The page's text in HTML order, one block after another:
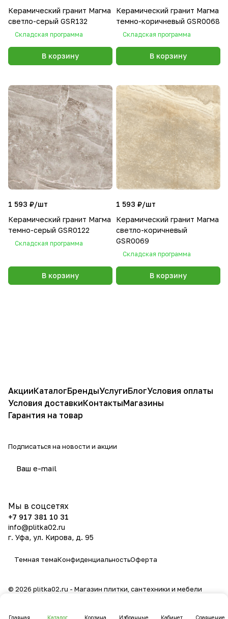
Керамический гранит Магма
светло-серый GSR132
Складская программа
В корзину
Керамический гранит Магма
темно-коричневый GSR0068
Складская программа
В корзину
1 593 ₽/шт
Керамический гранит Магма
темно-серый GSR0122
Складская программа
В корзину
1 593 ₽/шт
Керамический гранит Магма
светло-коричневый
GSR0069
Складская программа
В корзину
Главная Каталог Корзина Избранные Кабинет Сравнение
АкцииКаталогБрендыУслугиБлогУсловия оплаты
Условия доставкиКонтактыМагазины
Гарантия на товар
Подписаться на новости и акции
Мы в соцсетях
+7 917 381 10 31
info@plitka02.ru
г. Уфа, ул. Кирова, д. 95
Темная темаКонфиденциальностьОферта
© 2026 plitka02.ru - Магазин плитки, сантехники и мебели